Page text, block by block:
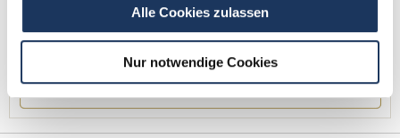
Alle Cookies zulassen
Nur notwendige Cookies